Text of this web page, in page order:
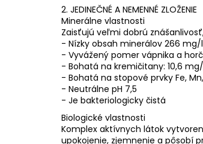
2. JEDINEČNÉ A NEMENNÉ ZLOŽENIE
Minerálne vlastnosti
Zaisťujú veľmi dobrú
- Nízky obsah minerálov 266 mg/l
- Vyvážený pomer vápnika a
- Bohatá na kremičitany: 10,6
- Bohatá na stopové prvky Fe, Mn,
- Neutrálne pH 7,5
- Je bakteriologicky čistá
Biologické vlastnosti
Komplex aktívnych látok
upokojenie, zjemnenie a pôsobí